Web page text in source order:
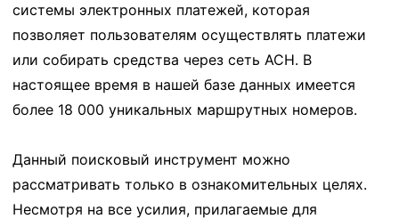
системы электронных платежей, которая
позволяет пользователям осуществлять платежи
или собирать средства через сеть ACH. В
настоящее время в нашей базе данных имеется
более 18 000 уникальных маршрутных номеров.
Данный поисковый инструмент можно
рассматривать только в ознакомительных целях.
Несмотря на все усилия, прилагаемые для